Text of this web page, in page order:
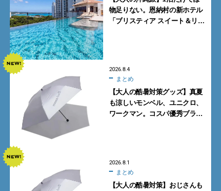
物足りない。恩納村の新ホテル
「ブリスティア スイート＆リ
2026.8.4
まとめ
【大人の酷暑対策グッズ】真夏
も涼しいモンベル、ユニクロ、
ワークマン。コスパ優秀ブラン
2026.8.1
まとめ
【大人の酷暑対策】おじさんも